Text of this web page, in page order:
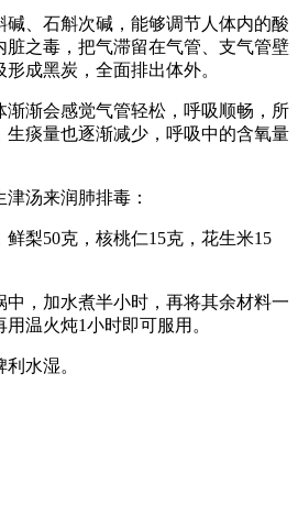
、石斛次碱，能够调节人体内的酸
脏之毒，把气滞留在气管、支气管壁
形成黑炭，全面排出体外。
渐渐会感觉气管轻松，呼吸顺畅，所
生痰量也逐渐减少，呼吸中的含氧量
汤来润肺排毒：
鲜梨50克，核桃仁15克，花生米15
，加水煮半小时，再将其余材料一
温火炖1小时即可服用。
水湿。